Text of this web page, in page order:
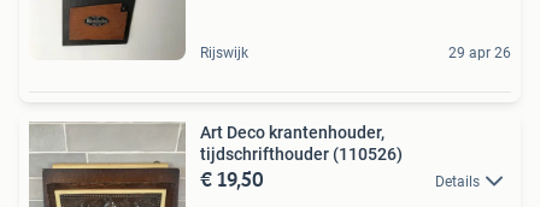
Rijswijk 29 apr 26
Art Deco krantenhouder,
tijdschrifthouder (110526)
€ 19,50 Details